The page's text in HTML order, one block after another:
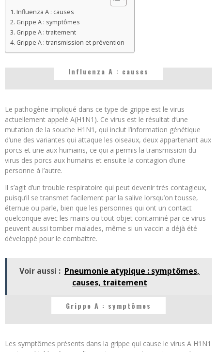
Influenza A : causes
Grippe A : symptômes
Grippe A : traitement
Grippe A : transmission et prévention
Influenza A : causes
Le pathogène impliqué dans ce type de grippe est le virus
actuellement appelé A(H1N1). Ce virus est le résultat d’une
mutation de la souche H1N1, qui inclut l’information génétique
d’une des variantes qui attaque les oiseaux, deux appartenant aux
porcs et une aux humains, ce qui a permis la transmission du
virus des porcs aux humains et ensuite la contagion d’une
personne à l’autre.
Il s’agit d’un trouble respiratoire qui peut devenir très contagieux,
puisqu’il se transmet facilement par la salive lorsqu’on tousse,
éternue ou parle, bien que les personnes qui ont un contact
quelconque avec les mains ou tout objet contaminé par ce virus
peuvent aussi tomber malades, même si un vaccin a déjà été
développé pour le combattre.
Voir aussi : Pneumonie atypique : symptômes,
causes, traitement
Grippe A : symptômes
Les symptômes présents dans la grippe qui cause le virus A H1N1